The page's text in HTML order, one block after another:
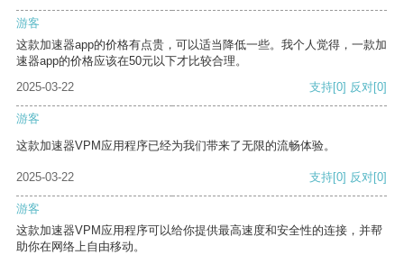
游客
这款加速器app的价格有点贵，可以适当降低一些。我个人觉得，一款加
速器app的价格应该在50元以下才比较合理。
2025-03-22
支持[0] 反对[0]
游客
这款加速器VPM应用程序已经为我们带来了无限的流畅体验。
2025-03-22 支持[0] 反对[0]
游客
这款加速器VPM应用程序可以给你提供最高速度和安全性的连接，并帮
助你在网络上自由移动。